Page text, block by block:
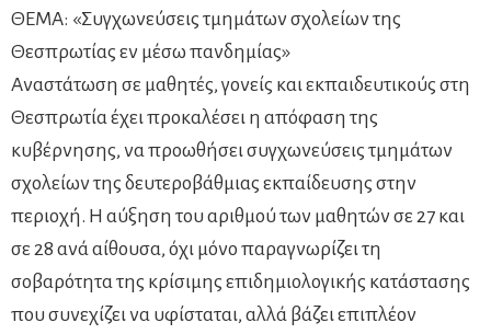
ΘΕΜΑ: «Συγχωνεύσεις τμημάτων σχολείων της
Θεσπρωτίας εν μέσω πανδημίας»
Αναστάτωση σε μαθητές, γονείς και εκπαιδευτικούς στη
Θεσπρωτία έχει προκαλέσει η απόφαση της
κυβέρνησης, να προωθήσει συγχωνεύσεις τμημάτων
σχολείων της δευτεροβάθμιας εκπαίδευσης στην
περιοχή. Η αύξηση του αριθμού των μαθητών σε 27 και
σε 28 ανά αίθουσα, όχι μόνο παραγνωρίζει τη
σοβαρότητα της κρίσιμης επιδημιολογικής κατάστασης
που συνεχίζει να υφίσταται, αλλά βάζει επιπλέον